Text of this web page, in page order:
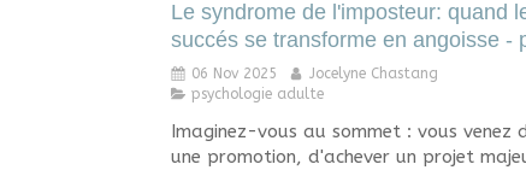
Le syndrome de l'imposteur: quand
succés se transforme en angoisse -
06 Nov 2025
Jocelyne Chastang
psychologie adulte
Imaginez-vous au sommet : vous venez
une promotion, d'achever un projet